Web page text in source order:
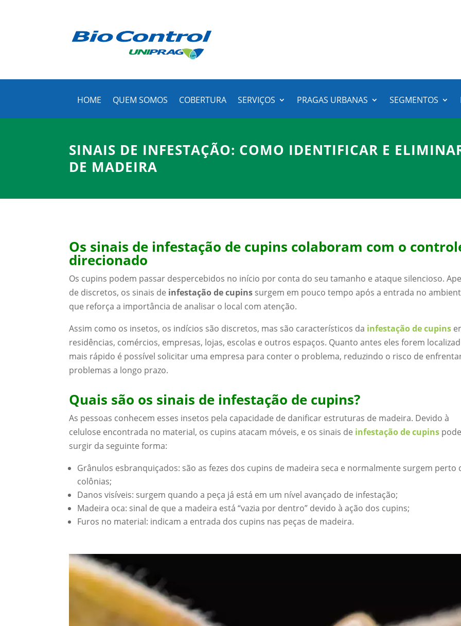
HOME QUEM SOMOS COBERTURA SERVIÇOS PRAGAS URBANAS SEGMENTOS
SINAIS DE INFESTAÇÃO: COMO IDENTIFICAR E
DE MADEIRA
Os sinais de infestação de cupins colaboram com o
direcionado
Os cupins podem passar despercebidos no início por conta do seu tamanho e ataque silencioso.
de discretos, os sinais de infestação de cupins surgem em pouco tempo após a entrada no
que reforça a importância de analisar o local com atenção.
Assim como os insetos, os indícios são discretos, mas são característicos da infestação de cupins
residências, comércios, empresas, lojas, escolas e outros espaços. Quanto antes eles forem
mais rápido é possível solicitar uma empresa para conter o problema, reduzindo o risco de
problemas a longo prazo.
Quais são os sinais de infestação de cupins?
As pessoas conhecem esses insetos pela capacidade de danificar estruturas de madeira. Devido à
celulose encontrada no material, os cupins atacam móveis, e os sinais de infestação de cupins
surgir da seguinte forma:
Grânulos esbranquiçados: são as fezes dos cupins de madeira seca e normalmente surgem perto
colônias;
Danos visíveis: surgem quando a peça já está em um nível avançado de infestação;
Madeira oca: sinal de que a madeira está “vazia por dentro” devido à ação dos cupins;
Furos no material: indicam a entrada dos cupins nas peças de madeira.